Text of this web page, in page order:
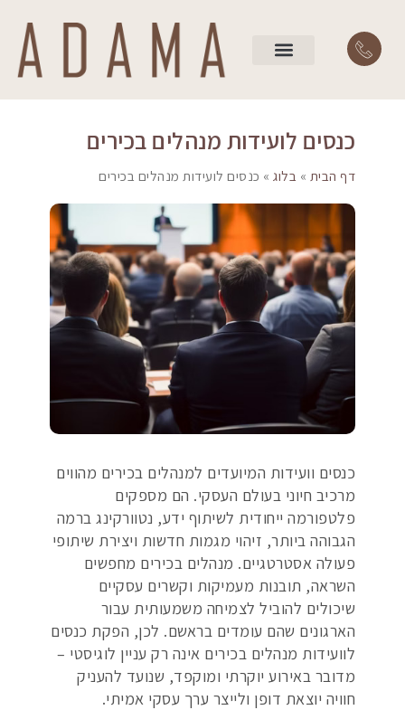
כנסים לועידות מנהלים בכירים
דף הבית » בלוג» כנסים לועידות מנהלים בכירים
כנסים וועידות המיועדים למנהלים בכירים מהווים
מרכיב חיוני בעולם העסקי. הם מספקים
פלטפורמה ייחודית לשיתוף ידע, נטוורקינג ברמה
הגבוהה ביותר, זיהוי מגמות חדשות ויצירת שיתופי
פעולה אסטרטגיים. מנהלים בכירים מחפשים
השראה, תובנות מעמיקות וקשרים עסקיים
שיכולים להוביל לצמיחה משמעותית עבור
הארגונים שהם עומדים בראשם. לכן, הפקת כנסים
לוועידות מנהלים בכירים אינה רק עניין לוגיסטי –
מדובר באירוע יוקרתי ומוקפד, שנועד להעניק
חוויה יוצאת דופן ולייצר ערך עסקי אמיתי.